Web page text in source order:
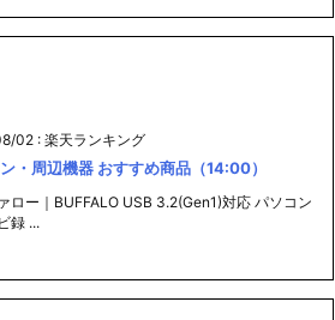
02 : 楽天ランキング
・周辺機器 おすすめ商品（14:00）
ロー｜BUFFALO USB 3.2(Gen1)対応 パソコン
録 ...